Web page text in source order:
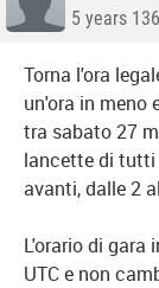
5 years
Torna l'ora
un'ora in meno
tra sabato 27
lancette di tutti
avanti, dalle 2
L'orario di gara
UTC e non